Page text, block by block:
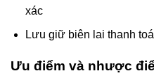
xác
Lưu giữ biên lai thanh
Ưu điểm và nhược